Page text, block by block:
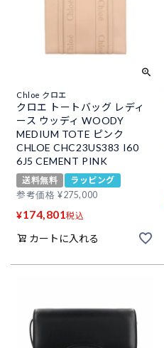
Chloe クロエ
クロエ トートバッグ レディ
ース ウッディ WOODY
MEDIUM TOTE ピンク
CHLOE CHC23US383 I60
6J5 CEMENT PINK
送料無料
ラッピング
参考価格 ¥275,000
¥174,801税込
カートに入れる